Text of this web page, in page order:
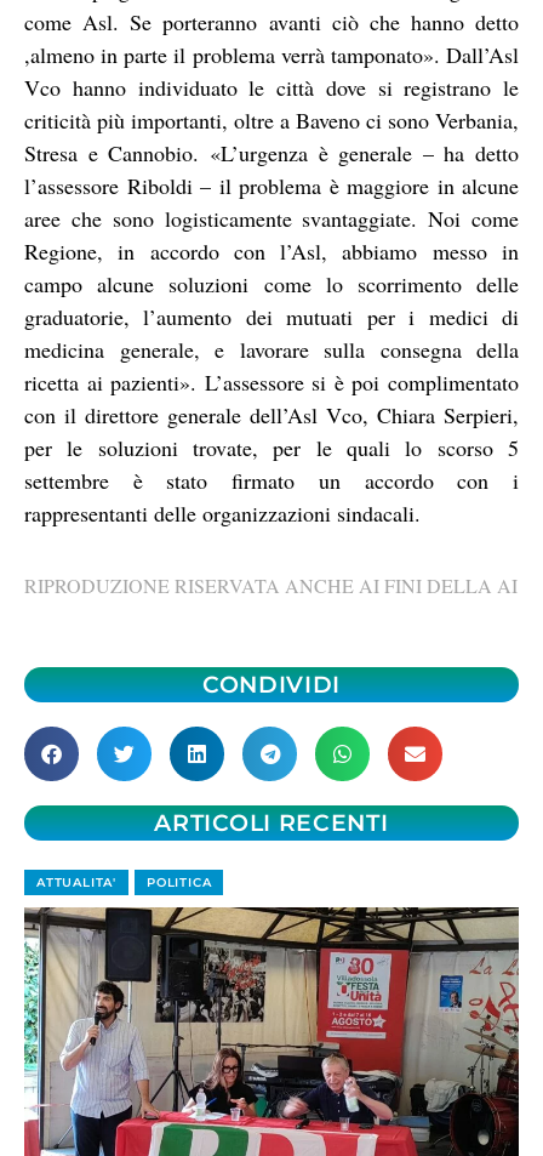
come Asl. Se porteranno avanti ciò che hanno detto
,almeno in parte il problema verrà tamponato». Dall’Asl
Vco hanno individuato le città dove si registrano le
criticità più importanti, oltre a Baveno ci sono Verbania,
Stresa e Cannobio. «L’urgenza è generale – ha detto
l’assessore Riboldi – il problema è maggiore in alcune
aree che sono logisticamente svantaggiate. Noi come
Regione, in accordo con l’Asl, abbiamo messo in
campo alcune soluzioni come lo scorrimento delle
graduatorie, l’aumento dei mutuati per i medici di
medicina generale, e lavorare sulla consegna della
ricetta ai pazienti». L’assessore si è poi complimentato
con il direttore generale dell’Asl Vco, Chiara Serpieri,
per le soluzioni trovate, per le quali lo scorso 5
settembre è stato firmato un accordo con i
rappresentanti delle organizzazioni sindacali.
RIPRODUZIONE RISERVATA ANCHE AI FINI DELLA AI
CONDIVIDI
ARTICOLI RECENTI
ATTUALITA' POLITICA